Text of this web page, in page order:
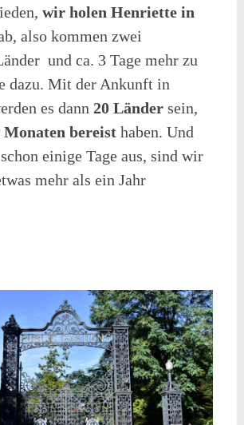
wir holen Henriette in
also kommen zwei
und ca. 3 Tage mehr zu
dazu. Mit der Ankunft in
es dann 20 Ländersein,
Monaten bereisthaben. Und
einige Tage aus, sind wir
mehr als ein Jahr